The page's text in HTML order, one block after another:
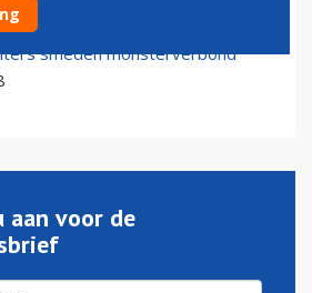
smeden monsterverbond
aan voor de